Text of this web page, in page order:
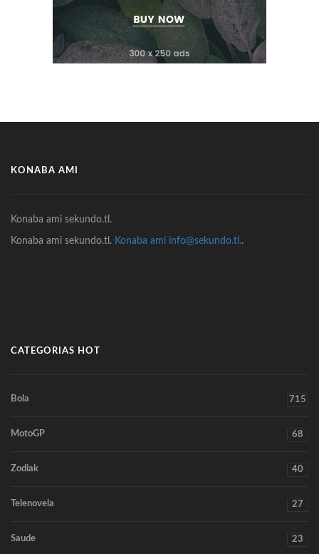
KONABA AMI
Konaba ami sekundo.tl.
Konaba ami sekundo.tl. Konaba ami info@sekundo.tl..
CATEGORIAS HOT
Bola 715
MotoGP 68
Zodiak 40
Telenovela 27
Saude 23